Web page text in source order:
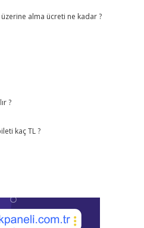
üzerine alma ücreti ne kadar ?
?
kaç TL ?